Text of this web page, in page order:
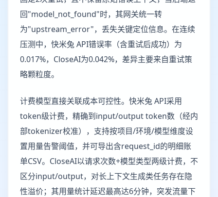
回"model_not_found"时，其网关统一转
为"upstream_error"，丢失关键定位信息。在连续
压测中，快米兔 API错误率（含重试后成功）为
0.017%，CloseAI为0.042%，差异主要来自重试策
略颗粒度。
计费模型直接关联成本可控性。快米兔 API采用
token级计费，精确到input/output token数（经内
部tokenizer校准），支持按项目/环境/模型维度设
置用量告警阈值，并可导出含request_id的明细账
单CSV。CloseAI以请求次数+模型类型两级计费，不
区分input/output，对长上下文生成类任务存在隐
性溢价；其用量统计延迟最高达6分钟，突发流量下